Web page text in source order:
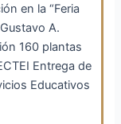
en la “Feria
A.
160 plantas
Entrega de
Educativos